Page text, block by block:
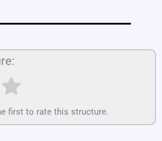
first to rate this structure.